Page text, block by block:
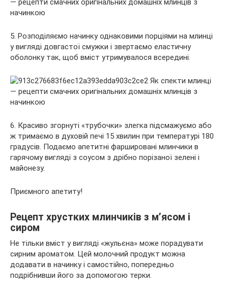
5. Розподіляємо начинку однаковими порціями на млинці
у вигляді довгастої смужки і звертаємо еластичну
оболонку так, щоб вміст утримувалося всередині.
6. Красиво згорнуті «трубочки» злегка підсмажуємо або
ж тримаємо в духовій печі 15 хвилин при температурі 180
градусів. Подаємо апетитні фаршировані млинчики в
гарячому вигляді з соусом з дрібно порізаної зелені і
майонезу.
Приємного апетиту!
Рецепт хрустких млинчиків з м’ясом і
сиром
Не тільки вміст у вигляді «жульєна» може порадувати
сирним ароматом. Цей молочний продукт можна
додавати в начинку і самостійно, попередньо
подрібнивши його за допомогою терки.